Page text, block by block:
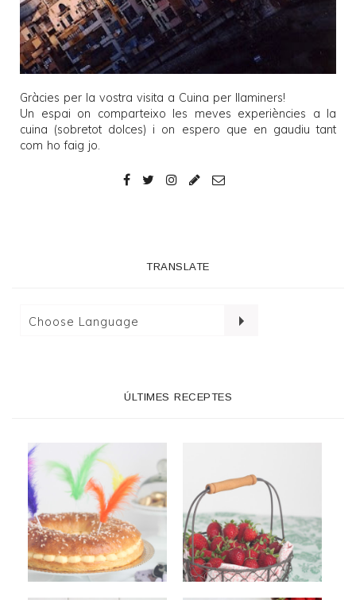
Gràcies per la vostra visita a Cuina per llaminers!
Un espai on comparteixo les meves experiències a la
cuina (sobretot dolces) i on espero que en gaudiu tant
com ho faig jo.
TRANSLATE
ÚLTIMES RECEPTES